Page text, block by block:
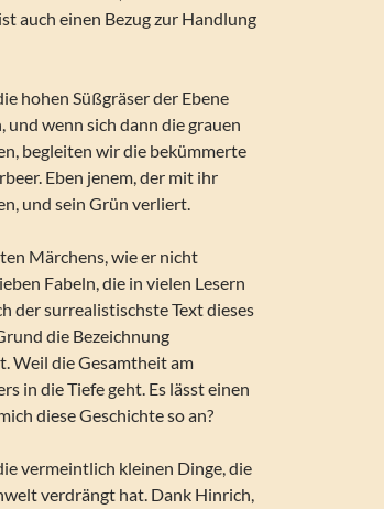
auch einen Bezug zur Handlung
hohen Süßgräser der Ebene
wenn sich dann die grauen
begleiten wir die bekümmerte
Eben jenem, der mit ihr
und sein Grün verliert.
Märchens, wie er nicht
Fabeln, die in vielen Lesern
der surrealistischste Text dieses
die Bezeichnung
Weil die Gesamtheit am
in die Tiefe geht. Es lässt einen
diese Geschichte so an?
vermeintlich kleinen Dinge, die
verdrängt hat. Dank Hinrich,